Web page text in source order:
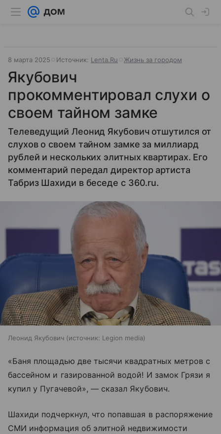
8 марта 2025 Источник: Lenta.Ru Жизнь за городом
Якубович
прокомментировал слухи о
своем тайном замке
Телеведущий Леонид Якубович отшутился от
слухов о своем тайном замке за миллиард
рублей и нескольких элитных квартирах. Его
комментарий передал директор артиста
Табриз Шахиди в беседе с 360.ru.
Леонид Якубович источник: Legion media
«Баня площадью две тысячи квадратных метров с
бассейном и газированной водой! И замок Грязи я
купил у Пугачевой», — сказал Якубович.
Шахиди подчеркнул, что попавшая в распоряжение
СМИ информация об элитной недвижимости